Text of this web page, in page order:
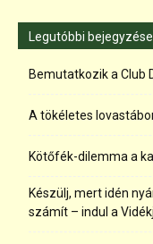
Legutóbbi
Bemutatkozik a Club
A tökéletes
Kötőfék-dilemma a
Készülj, mert idén
számít – indul a